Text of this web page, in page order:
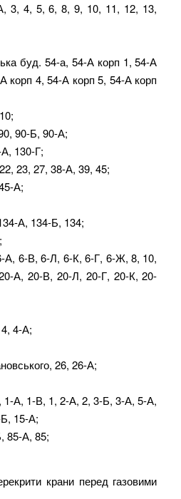
3, 4, 5, 6, 8, 9, 10, 11, 12, 13,
буд. 54-а, 54-А корп 1, 54-А
корп 4, 54-А корп 5, 54-А корп
90-Б, 90-А;
130-Г;
23, 27, 38-А, 39, 45;
А;
А, 134-Б, 134;
А, 6-В, 6-Л, 6-К, 6-Г, 6-Ж, 8, 10,
А, 20-В, 20-Л, 20-Г, 20-К, 20-
4-А;
26, 26-А;
1-А, 1-В, 1, 2-А, 2, 3-Б, 3-А, 5-А,
15-А;
85-А, 85;
крани перед газовими